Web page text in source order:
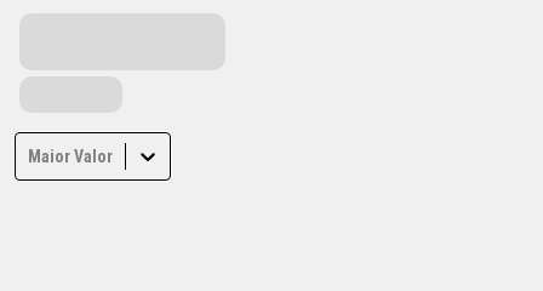
Maior Valor